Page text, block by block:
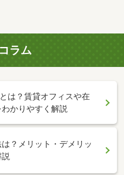
ラム
は？賃貸オフィスや在
かりやすく解説
？メリット・デメリッ